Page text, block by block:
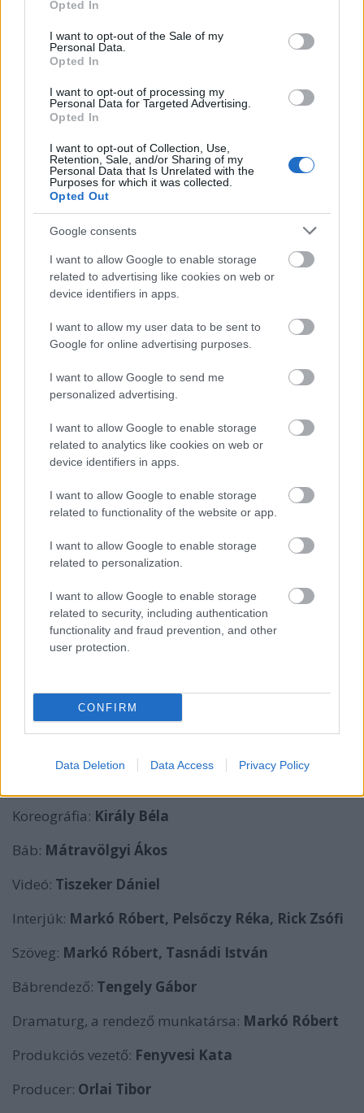
use your data for below specified purposes in below Google
consent section.
Opted In
I want to opt-out of the Sale of my
Personal Data.
Opted In
I want to opt-out of processing my
Personal Data for Targeted Advertising.
Opted In
I want to opt-out of Collection, Use,
Retention, Sale, and/or Sharing of my
Personal Data that Is Unrelated with the
Purposes for which it was collected.
Opted Out
Google consents
I want to allow Google to enable storage
related to advertising like cookies on web or
device identifiers in apps.
I want to allow my user data to be sent to
Google for online advertising purposes.
I want to allow Google to send me
personalized advertising.
I want to allow Google to enable storage
related to analytics like cookies on web or
device identifiers in apps.
I want to allow Google to enable storage
related to functionality of the website or app.
I want to allow Google to enable storage
related to personalization.
I want to allow Google to enable storage
related to security, including authentication
functionality and fraud prevention, and other
user protection.
CONFIRM
Data Deletion Data Access Privacy Policy
Történetek a Paradicsomból
avagy a Színikritikusok Díja 2011
Pelsőczy Réka : "Magyarországon nincs kultúrája
annak, hogyan lehet egy díjátadót úgy megcsinálni,
kapja. Most ott voltam a művészeti díjak átadásán,
mert az egyik barátom, Tengely Gábor – aki
bábosok Blattner Géza-díját. Azt éreztem, hogy az
átadóknak fogalmuk sincs, hogy kinek adnak át
díjat, és miért. Ledarálták az egész eseményt.
Annyira szomorú volt, hogy igazából az összes
fájdalmam, ami azzal kapcsolatban volt, hogy én
még nem kaptam ilyen díjat, szinte elmúlt. Arra
gondoltam, hogy ez borzasztó, az ember erre vágyik?
Aztán nyilván jó elmondani, hogy kaptam egy díjat,
vagy hogy elértem valamit".
Műsorvezetők:Csákányi Eszter, Pál András
Szereplők:
Ács Norbert, Bercsényi Péter, Fillár István, Gémes
Antos, Jegercsik Csaba, Kocsis Rozi, Pavletits
Kalmár Bence
Koreográfia: Király Béla
Báb: Mátravölgyi Ákos
Videó: Tiszeker Dániel
Interjúk: Markó Róbert, Pelsőczy Réka, Rick Zsófi
Szöveg: Markó Róbert, Tasnádi István
Bábrendező: Tengely Gábor
Dramaturg, a rendező munkatársa: Markó Róbert
Produkciós vezető: Fenyvesi Kata
Producer: Orlai Tibor